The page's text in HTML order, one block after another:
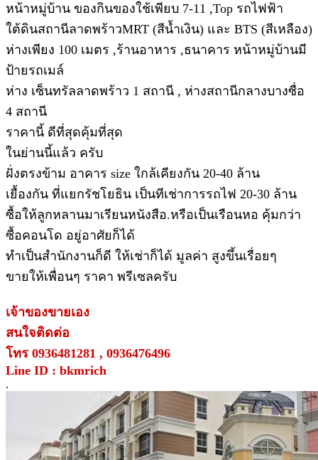
หน้าหมู่บ้าน ของกินของใช้เพียบ 7-11 ,Top รถไฟฟ้า
ใต้ดินสถานีลาดพร้าวMRT (สีน้ำเงิน) และ BTS (สีเหลือง)
ห่างเพียง 100 เมตร ,ร้านอาหาร ,ธนาคาร หน้าหมู่บ้านมี
ป้ายรถเมล์
ห่าง เซ็นทรัลลาดพร้าว 1 สถานี , ห่างสถานีกลางบางซื่อ
4 สถานี
ราคานี้ ดีที่สุดคุ้มที่สุด
ในย่านนี้แล้ว ครับ
ฝั่งตรงข้าม อาคาร size ใกล้เคียงกัน 20-40 ล้าน
เยื้องกัน ที่แยกรัชโยธิน เป็นทีเช่าการรถไฟ 20-30 ล้าน
ซื้อให้ลูกหลานมาเรียนหนังสือ.หรือเป็นเรือนหอ คุ้มกว่า
ซื้อคอนโด อยู่อาศัยก็ได้
ทำเป็นสำนักงานก็ดี ให้เช่าก็ได้ มูลค่า สูงขึ้นเรื่อยๆ
ขายให้เพื่อนๆ ราคา พรีเซลครับ
เจ้าของขายเอง
สนใจติดต่อ
โทร 0936481281 , 0936476496
Line ID : bkmrich
.